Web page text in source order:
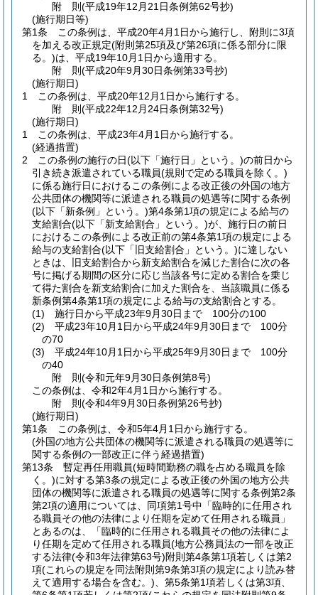
附 則(平成19年12月21日条例第62号抄)
(施行期日等)
第1条
この条例は、平成20年4月1日から施行し、附則に3項
を加える改正規定(附則第25項及び第26項に係る部分に限
る。)は、平成19年10月1日から適用する。
附 則(平成20年9月30日条例第33号抄)
(施行期日)
1
この条例は、平成20年12月1日から施行する。
附 則(平成22年12月24日条例第32号)
(施行期日)
1
この条例は、平成23年4月1日から施行する。
(経過措置)
2
この条例の施行の日(以下「施行日」という。)の前日から
引き続き派遣されている職員(規則で定める職員を除く。)
に係る施行日におけるこの条例による改正後の外国の地方
公共団体の機関等に派遣される職員の処遇等に関する条例
(以下「新条例」という。)第4条第1項の規定による給与の
支給割合(以下「新支給割合」という。)が、施行日の前日
におけるこの条例による改正前の第4条第1項の規定による
給与の支給割合(以下「旧支給割合」という。)に達しない
ときは、旧支給割合から新支給割合を減じた割合に次の各
号に掲げる期間の区分に応じ当該各号に定める割合を乗じ
て得た割合を新支給割合に加えた割合を、当該職員に係る
新条例第4条第1項の規定による給与の支給割合とする。
(1)
施行日から平成23年9月30日まで 100分の100
(2)
平成23年10月1日から平成24年9月30日まで 100分
の70
(3)
平成24年10月1日から平成25年9月30日まで 100分
の40
附 則(令和元年9月30日条例第8号)
この条例は、令和2年4月1日から施行する。
附 則(令和4年9月30日条例第26号抄)
(施行期日)
第1条
この条例は、令和5年4月1日から施行する。
(外国の地方公共団体の機関等に派遣される職員の処遇等に
関する条例の一部改正に伴う経過措置)
第13条
暫定再任用職員(短時間勤務の職を占める職員を除
く。)に対する第3条の規定による改正後の外国の地方公共
団体の機関等に派遣される職員の処遇等に関する条例第2条
第2項の適用については、同項第1号中「臨時的に任用され
る職員その他の法律により任期を定めて任用される職員」
とあるのは、「臨時的に任用される職員その他の法律によ
り任期を定めて任用される職員(地方公務員法の一部を改正
する法律(令和3年法律第63号)附則第4条第1項若しくは第2
項(これらの規定を同法附則第9条第3項の規定により読み替
えて適用する場合を含む。) 、第5条第1項若しくは第3項、